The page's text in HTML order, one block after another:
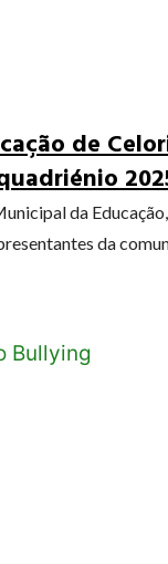
de
da
da